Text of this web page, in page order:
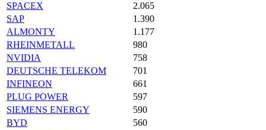
SPACEX
2.065
SAP
1.390
ALMONTY
1.177
RHEINMETALL
980
NVIDIA
758
DEUTSCHE TELEKOM
701
INFINEON
661
PLUG POWER
597
SIEMENS ENERGY
590
BYD
560